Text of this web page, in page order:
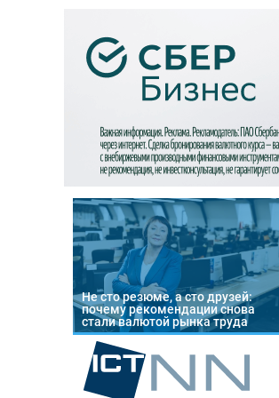
Не сто резюме, а сто друзей:
почему рекомендации снова
стали валютой рынка труда